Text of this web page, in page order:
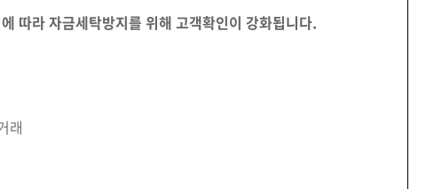
따라 자금세탁방지를 위해 고객확인이 강화됩니다.
래